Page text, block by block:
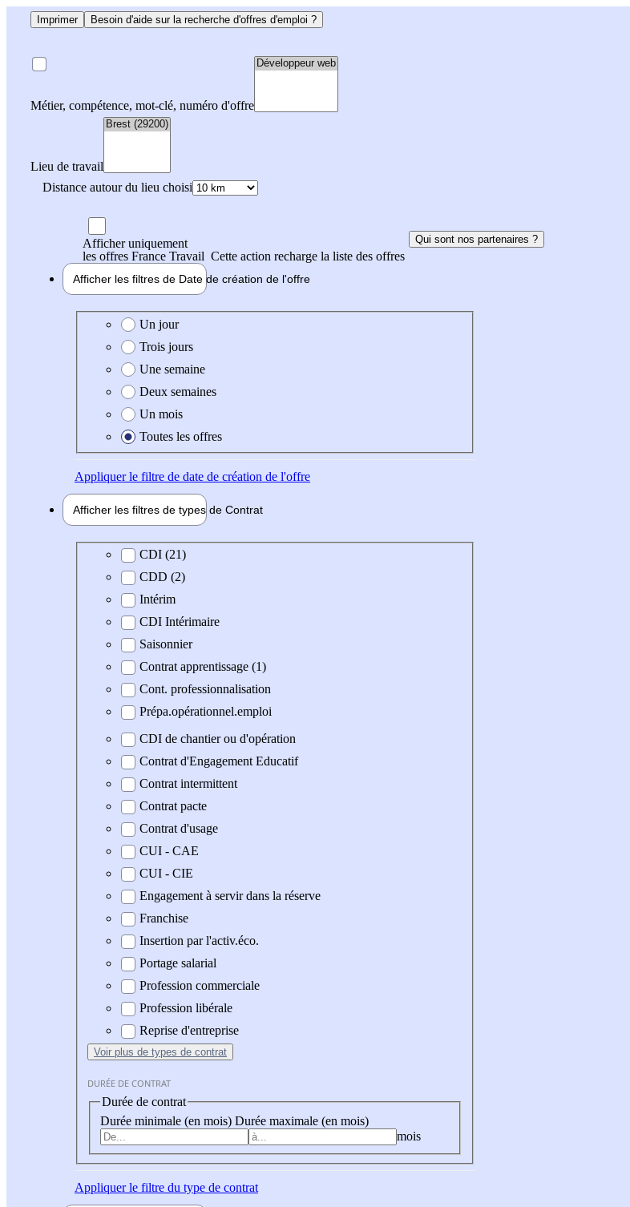
Imprimer Besoin d'aide sur la recherche d'offres d'emploi ?
Métier, compétence, mot-clé, numéro d'offre
Lieu de travail
Distance autour du lieu choisi
Afficher uniquement
les offres France Travail Cette action recharge la liste des offres
Qui sont nos partenaires ?
Afficher les filtres de Date de création de l'offre
Date de création de l'offre
Un jour
Trois jours
Une semaine
Deux semaines
Un mois
Toutes les offres
Appliquerle filtre de date de création de l'offre
Afficher les filtres de types de Contrat
Type de contratCDI (21)
CDD (2)
Intérim
CDI Intérimaire
Saisonnier
Contrat apprentissage (1)
Cont. professionnalisation
Prépa.opérationnel.emploi
CDI de chantier ou d'opération
Contrat d'Engagement Educatif
Contrat intermittent
Contrat pacte
Contrat d'usage
CUI - CAE
CUI - CIE
Engagement à servir dans la réserve
Franchise
Insertion par l'activ.éco.
Portage salarial
Profession commerciale
Profession libérale
Reprise d'entreprise
Voir plus de types de contrat
DURÉE DE CONTRAT
Durée de contrat
Durée minimale (en mois) Durée maximale (en mois)
mois
Appliquerle filtre du type de contrat